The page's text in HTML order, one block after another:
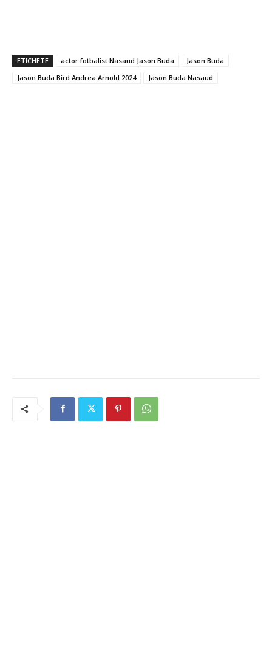
ETICHETE actor fotbalist Nasaud Jason Buda
Jason Buda
Jason Buda Bird Andrea Arnold 2024
Jason Buda Nasaud